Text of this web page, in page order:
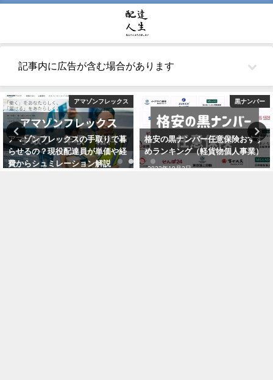
記事内に広告が含む場合があります
アマゾンフレックス
アマゾンフレックスの手取りで暮
らせるの？現役配達員が単価や経
費からシュミレーション解説
黒ナンバー
格安の黒ナンバー任意保険おすす
めランキング（軽貨物個人事業）
2022年10月2日